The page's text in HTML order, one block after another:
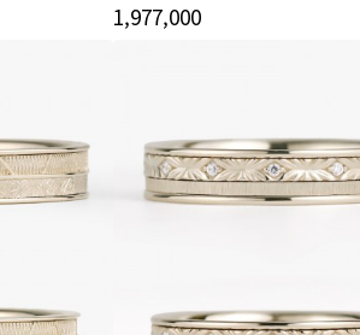
1,977,000